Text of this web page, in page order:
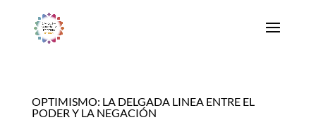
OPTIMISMO: LA DELGADA LINEA ENTRE EL
PODER Y LA NEGACIÓN